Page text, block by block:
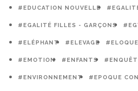
#EDUCATION NOUVELLE
#EGALITÉ FILLES - GARÇONS
#ELÉPHANT #ELEVAGE
#EMOTION #ENFANTS
#ENVIRONNEMENT #EPOQUE